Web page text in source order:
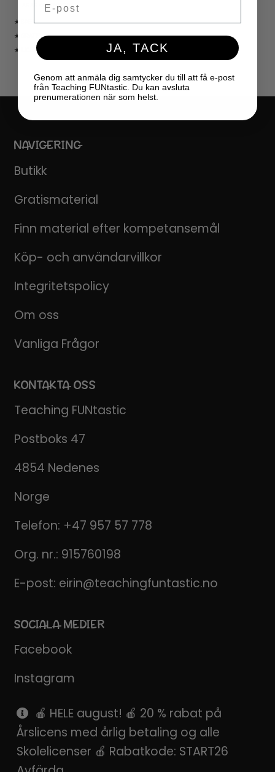
LÄRARKALENDER
★ SPEL
★ GRATIS
★ LICENSER
NAVIGERING
Butikk
Gratismaterial
Finn material efter kompetansemål
Köp- och användarvillkor
Integritetspolicy
Om oss
Vanliga Frågor
KONTAKTA OSS
Teaching FUNtastic
Postboks 47
4854 Nedenes
Norge
Telefon: +47 957 57 778
Org. nr.: 915760198
E-post: eirin@teachingfuntastic.no
SOCIALA MEDIER
Facebook
Instagram
Pinterest
SnapChat
🍎 HELE august! 🍎 20 % rabat på
Årslicens med årlig betaling og alle
Skolelicenser 🍎 Rabatkode: START26
JA, TACK
Genom att anmäla dig samtycker du till att få e-post
från Teaching FUNtastic. Du kan avsluta
prenumerationen när som helst.